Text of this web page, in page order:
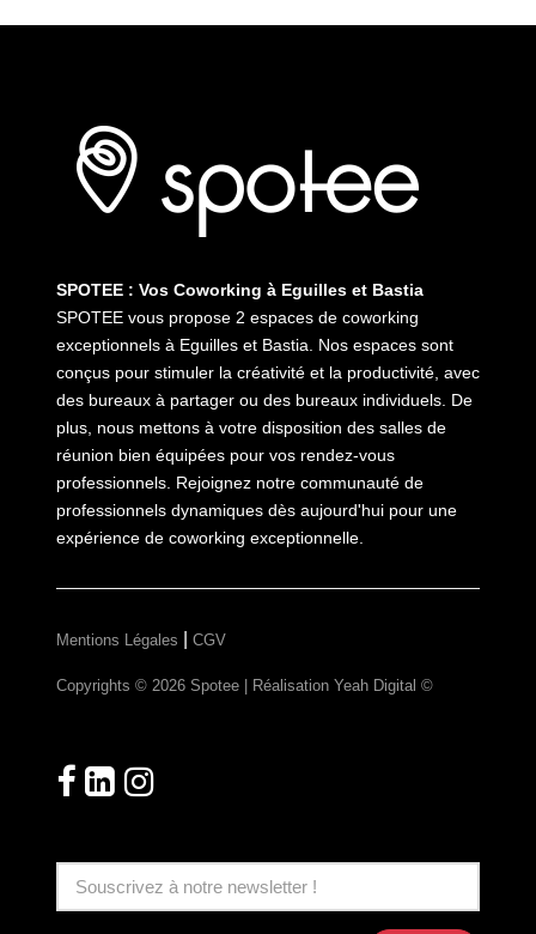
SPOTEE : Vos Coworking à Eguilles et Bastia
SPOTEE vous propose 2 espaces de coworking
exceptionnels à Eguilles et Bastia. Nos espaces sont
conçus pour stimuler la créativité et la productivité, avec
des bureaux à partager ou des bureaux individuels. De
plus, nous mettons à votre disposition des salles de
réunion bien équipées pour vos rendez-vous
professionnels. Rejoignez notre communauté de
professionnels dynamiques dès aujourd'hui pour une
expérience de coworking exceptionnelle.
Mentions Légales CGV
Copyrights © 2026 Spotee | Réalisation Yeah Digital ©